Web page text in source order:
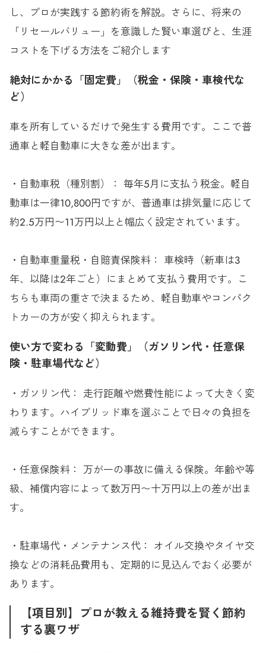
し、プロが実践する節約術を解説。さらに、将来の
「リセールバリュー」を意識した賢い車選びと、生涯
コストを下げる方法をご紹介します
絶対にかかる「固定費」（税金・保険・車検代な
ど）
車を所有しているだけで発生する費用です。ここで普
通車と軽自動車に大きな差が出ます。
・自動車税（種別割）： 毎年5月に支払う税金。軽自
動車は一律10,800円ですが、普通車は排気量に応じて
約2.5万円〜11万円以上と幅広く設定されています。
・自動車重量税・自賠責保険料： 車検時（新車は3
年、以降は2年ごと）にまとめて支払う費用です。こ
ちらも車両の重さで決まるため、軽自動車やコンパク
トカーの方が安く抑えられます。
使い方で変わる「変動費」（ガソリン代・任意保
険・駐車場代など）
・ガソリン代： 走行距離や燃費性能によって大きく変
わります。ハイブリッド車を選ぶことで日々の負担を
減らすことができます。
・任意保険料： 万が一の事故に備える保険。年齢や等
級、補償内容によって数万円〜十万円以上の差が出ま
す。
・駐車場代・メンテナンス代： オイル交換やタイヤ交
換などの消耗品費用も、定期的に見込んでおく必要が
あります。
【項目別】プロが教える維持費を賢く節約
する裏ワザ